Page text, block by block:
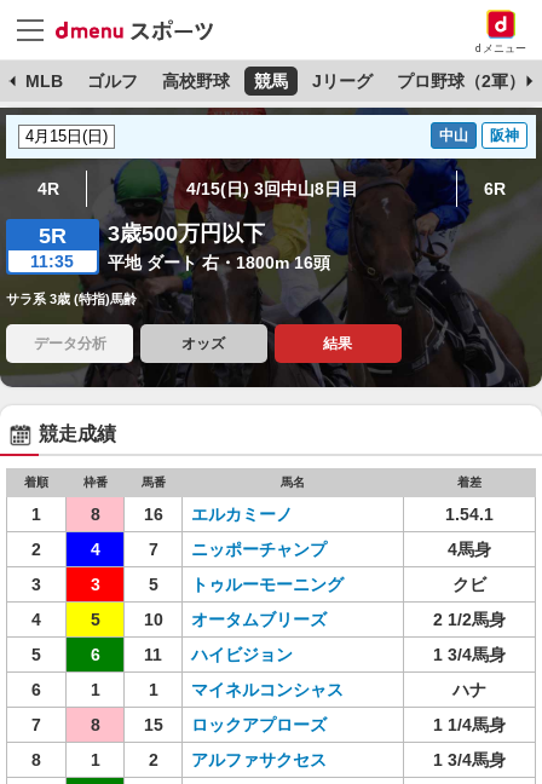
dメニュー
MLB ゴルフ 高校野球 競馬 Jリーグ プロ野球（2軍）
中山 阪神
4R 4/15(日) 3回中山8日目 6R
5R
11:35
3歳500万円以下
平地 ダート 右・1800m 16頭
サラ系 3歳 (特指)馬齢
データ分析 オッズ 結果
競走成績
着順 枠番 馬番 馬名 着差
1 8 16 エルカミーノ
1.54.1
2
4 7 ニッポーチャンプ
4馬身
3
3 5 トゥルーモーニング
クビ
4
5 10 オータムブリーズ
2 1/2馬身
5
6 11 ハイビジョン
1 3/4馬身
6
1 1 マイネルコンシャス
ハナ
7
8 15 ロックアプローズ
1 1/4馬身
8
1 2 アルファサクセス
1 3/4馬身